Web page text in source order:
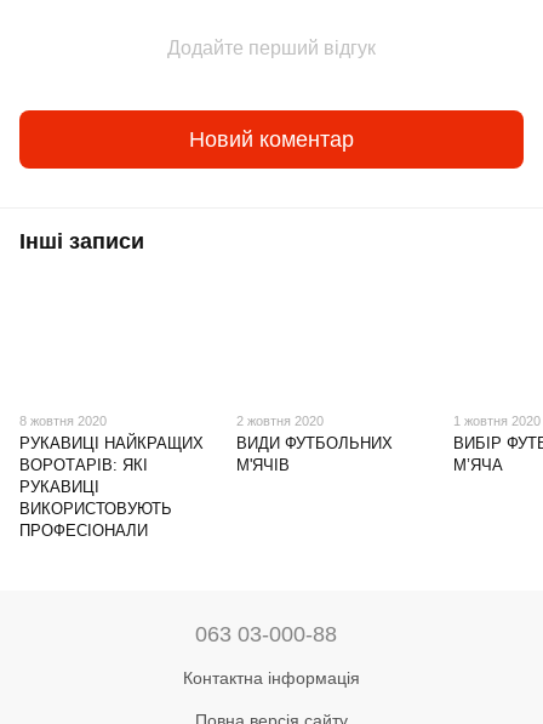
Додайте перший відгук
Новий коментар
Інші записи
8 жовтня 2020
РУКАВИЦІ НАЙКРАЩИХ
ВОРОТАРІВ: ЯКІ
РУКАВИЦІ
ВИКОРИСТОВУЮТЬ
ПРОФЕСІОНАЛИ
2 жовтня 2020
ВИДИ ФУТБОЛЬНИХ
М'ЯЧІВ
1 жовтня 2020
ВИБІР
М’ЯЧА
063 03-000-88
Контактна інформація